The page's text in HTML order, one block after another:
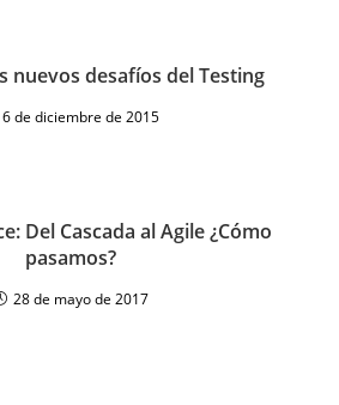
nuevos desafíos del Testing
6 de diciembre de 2015
Del Cascada al Agile ¿Cómo
pasamos?
28 de mayo de 2017